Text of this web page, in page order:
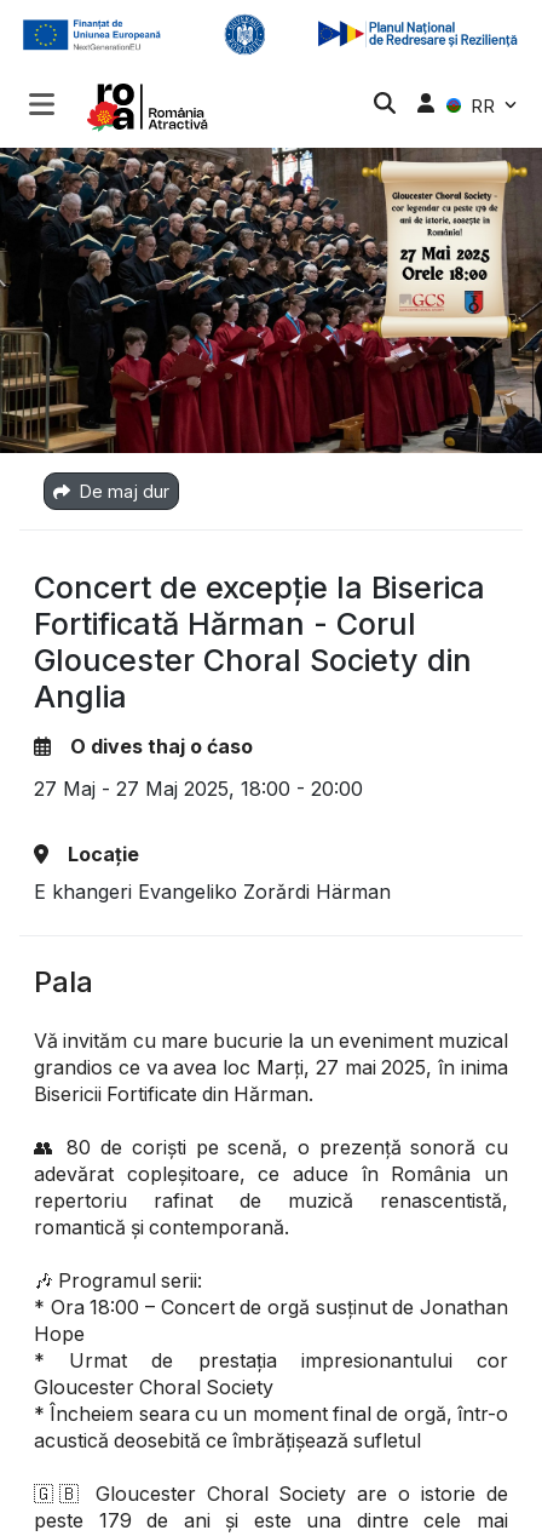
RR
De maj dur
Concert de excepție la Biserica
Fortificată Hărman - Corul
Gloucester Choral Society din
Anglia
O dives thaj o ćaso
27 Maj - 27 Maj 2025, 18:00 - 20:00
Locație
E khangeri Evangeliko Zorǎrdi Härman
Pala
Vă invităm cu mare bucurie la un eveniment muzical
grandios ce va avea loc Marți, 27 mai 2025, în inima
Bisericii Fortificate din Hărman.
👥 80 de coriști pe scenă, o prezență sonoră cu
adevărat copleșitoare, ce aduce în România un
repertoriu rafinat de muzică renascentistă,
romantică și contemporană.
🎶 Programul serii:
* Ora 18:00 – Concert de orgă susținut de Jonathan
Hope
* Urmat de prestația impresionantului cor
Gloucester Choral Society
* Încheiem seara cu un moment final de orgă, într-o
acustică deosebită ce îmbrățișează sufletul
🇬🇧 Gloucester Choral Society are o istorie de
peste 179 de ani și este una dintre cele mai